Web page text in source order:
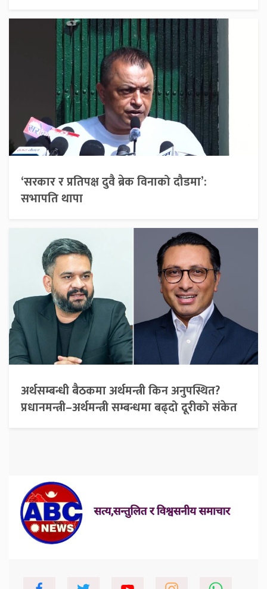
‘सरकार र प्रतिपक्ष दुवै ब्रेक विनाको दौडमा’:
सभापति थापा
अर्थसम्बन्धी बैठकमा अर्थमन्त्री किन अनुपस्थित?
प्रधानमन्त्री–अर्थमन्त्री सम्बन्धमा बढ्दो दूरीको संकेत